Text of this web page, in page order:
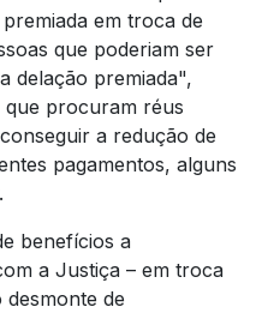
em troca de
que poderiam ser
delação premiada",
que procuram réus
a redução de
pagamentos, alguns
benefícios a
a Justiça – em troca
de